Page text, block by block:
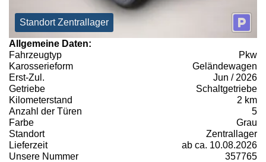
Standort Zentrallager
Allgemeine Daten:
Fahrzeugtyp
Pkw
Karosserieform
Geländewagen
Erst-Zul.
Jun / 2026
Getriebe
Schaltgetriebe
Kilometerstand
2 km
Anzahl der Türen
5
Farbe
Grau
Standort
Zentrallager
Lieferzeit
ab ca. 10.08.2026
Unsere Nummer
357765